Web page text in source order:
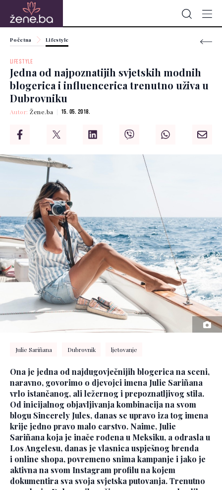
Početna Lifestyle
LIFESTYLE
Jedna od najpoznatijih svjetskih modnih
blogerica i influencerica trenutno uživa u
Dubrovniku
Autor:Žene.ba 15. 05. 2018.
Julie Sariñana Dubrovnik ljetovanje
Ona je jedna od najdugovječnijih blogerica na sceni,
naravno, govorimo o djevojci imena Julie Sariñana
vrlo istančanog, ali ležernog i prepoznatljivog stila.
Od inicijalnog objavljivanja kombinacija na svom
blogu Sincerely Jules, danas se upravo iza tog imena
krije jedno pravo malo carstvo. Naime, Julie
Sariñana koja je inače rođena u Meksiku, a odrasla u
Los Angelesu, danas je vlasnica uspješnog brenda
i online shopa, povremeno snima kampanje i jako je
aktivna na svom Instagram profilu na kojem
dokumentira sva svoja svjetska putovanja. Trenutno